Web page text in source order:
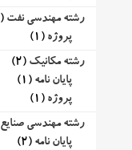
رشته مهندسی نفت (1)
پروژه (1)
رشته مکانیک (2)
پایان نامه (1)
پروژه (1)
رشته مهندسی صنایع
پایان نامه (2)